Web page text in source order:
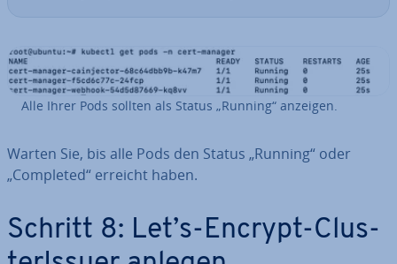
Alle Ihrer Pods sollten als Status „Running“ anzeigen.
Warten Sie, bis alle Pods den Status „Running“ oder
„Completed“ erreicht haben.
Schritt 8: Let’s-Encrypt-Clus­